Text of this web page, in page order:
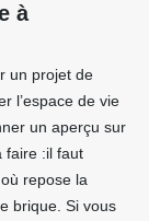
à
un projet de
l’espace de vie
un aperçu sur
faire :il faut
repose la
brique. Si vous